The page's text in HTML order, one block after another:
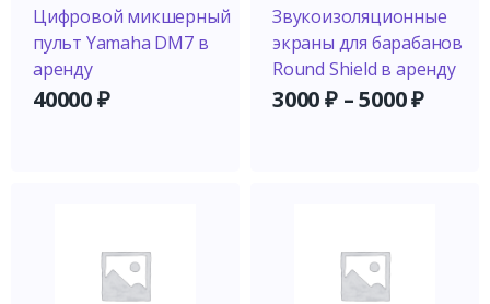
Цифровой микшерный
пульт Yamaha DM7 в
аренду
40000₽
Звукоизоляционные
экраны для барабанов
Round Shield в аренду
3000₽–5000₽